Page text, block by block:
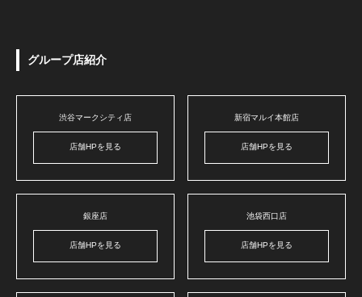
グループ店紹介
渋谷マークシティ店
店舗HPを見る
新宿マルイ本館店
店舗HPを見る
銀座店
店舗HPを見る
池袋西口店
店舗HPを見る